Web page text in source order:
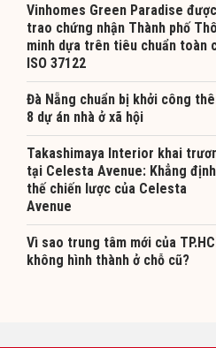
Vinhomes Green Paradise được
trao chứng nhận Thành phố
minh dựa trên tiêu chuẩn toàn
ISO 37122
Đà Nẵng chuẩn bị khởi công
8 dự án nhà ở xã hội
Takashimaya Interior khai
tại Celesta Avenue: Khẳng
thế chiến lược của Celesta
Avenue
Vì sao trung tâm mới của
không hình thành ở chỗ cũ?